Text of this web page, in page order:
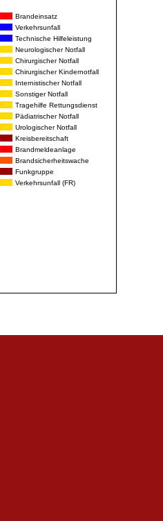
Brandeinsatz
Verkehrsunfall
Technische Hilfeleistung
Neurologischer Notfall
Chirurgischer Notfall
Chirurgischer Kindernotfall
Internistischer Notfall
Sonstiger Notfall
Tragehilfe Rettungsdienst
Pädiatrischer Notfall
Urologischer Notfall
Kreisbereitschaft
Brandmeldeanlage
Brandsicherheitswache
Funkgruppe
Verkehrsunfall (FR)